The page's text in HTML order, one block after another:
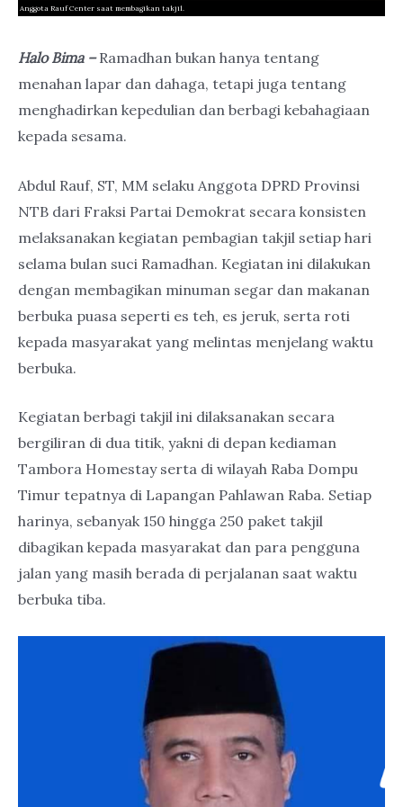
Anggota Rauf Center saat membagikan takjil.
Halo Bima – Ramadhan bukan hanya tentang
menahan lapar dan dahaga, tetapi juga tentang
menghadirkan kepedulian dan berbagi kebahagiaan
kepada sesama.
Abdul Rauf, ST, MM selaku Anggota DPRD Provinsi
NTB dari Fraksi Partai Demokrat secara konsisten
melaksanakan kegiatan pembagian takjil setiap hari
selama bulan suci Ramadhan. Kegiatan ini dilakukan
dengan membagikan minuman segar dan makanan
berbuka puasa seperti es teh, es jeruk, serta roti
kepada masyarakat yang melintas menjelang waktu
berbuka.
Kegiatan berbagi takjil ini dilaksanakan secara
bergiliran di dua titik, yakni di depan kediaman
Tambora Homestay serta di wilayah Raba Dompu
Timur tepatnya di Lapangan Pahlawan Raba. Setiap
harinya, sebanyak 150 hingga 250 paket takjil
dibagikan kepada masyarakat dan para pengguna
jalan yang masih berada di perjalanan saat waktu
berbuka tiba.